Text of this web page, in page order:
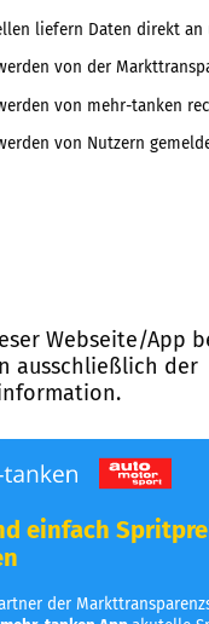
liefern Daten direkt an
von der
von mehr-tanken
von Nutzern
Webseite/App
ausschließlich der
einfach
der